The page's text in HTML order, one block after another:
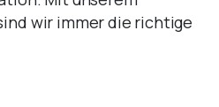
wir immer die richtige